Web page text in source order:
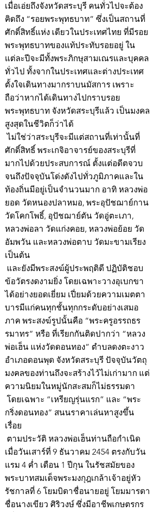
เมื่อเอ่ยถึงจังหวัดสระบุรี คนทั่วไปจะต้อง
คิดถึง “รอยพระพุทธบาท” ซึ่งเป็นสถานที่
ศักดิ์สิทธิ์แห่ง เดียวในประเทศไทย ที่มีรอย
พระพุทธบาทของแท้ประทับรอยอยู่ ใน
แต่ละปีจะมีทั้งพระภิกษุสามเณรและบุคคล
ทั่วไป ทั้งจากในประเทศและต่างประเทศ
ตั้งใจเดินทางมากราบนมัสการ เพราะ
ถือว่าหากได้เดินทางไปกราบรอย
พระพุทธบาท จังหวัดสระบุรีแล้ว เป็นมงคล
สูงสุดในชีวิตก็ว่าได้
ไม่ใช่ว่าสระบุรีจะมีแต่สถานที่เท่านั้นที่
ศักดิ์สิทธิ์ พระเกจิอาจารย์ของสระบุรีที่
มากไปด้วยประสบการณ์ ตั้งแต่อดีตจวบ
จนถึงปัจจุบันโด่งดังไปทั่วภูมิภาคและใน
ท้องถิ่นมีอยู่เป็นจำนวนมาก อาทิ หลวงพ่อ
ยอด วัดหนองปลาหมอ, พระอุปัชฌาย์กาน
วัดโคกโพธิ์, อุปัชฌาย์ตัน วัดอู่ตะเภา,
หลวงพ่อลา วัดแก่งคอย, หลวงพ่อย้อย วัด
อัมพวัน และหลวงพ่อตาบ วัดมะขามเรียง
เป็นต้น
และยังมีพระสงฆ์ผู้ประพฤติดี ปฏิบัติชอบ
ข้อวัตรงดงามยิ่ง โดยเฉพาะวางอุเบกขา
ได้อย่างยอดเยี่ยม เปี่ยมด้วยความเมตตา
บารมีแก่คนทุกชั้นทุกกระดับอย่างเสมอ
ภาค พระสงฆ์รูปนั้นคือ “พระครูอรรถธร
รมาทร” หรือ ที่เรียกกันติดปากว่า “หลวง
พ่อเฮ็น แห่งวัดดอนทอง” ตำบลดงตะงาว
อำเภอดอนพุด จังหวัดสระบุรี ปัจจุบันวัตถุ
มงคลของท่านถึงจะสร้างไว้ไม่เก่ามาก แต่
ความนิยมในหมู่นักสะสมก็ไม่ธรรมดา
โดยเฉพาะ “เหรียญรุ่นแรก” และ “พระ
กริ่งดอนทอง” สนนราคาเล่นหาสูงขึ้น
เรื่อย
ตามประวัติ หลวงพ่อเฮ็นท่านถือกำเนิด
เมื่อวันเสาร์ที่ 9 ธันวาคม 2454 ตรงกับวัน
แรม 4 ค่ำ เดือน 1 ปีกุน ในรัชสมัยของ
พระบาทสมเด็จพระมงกุฎเกล้าเจ้าอยู่หัว
รัชกาลที่ 6 โยมบิดาชื่อนายอยู่ โยมมารดา
ชื่อนางเขียว ศิริวงษ์ ซึ่งมีอาชีพเกษตรกร